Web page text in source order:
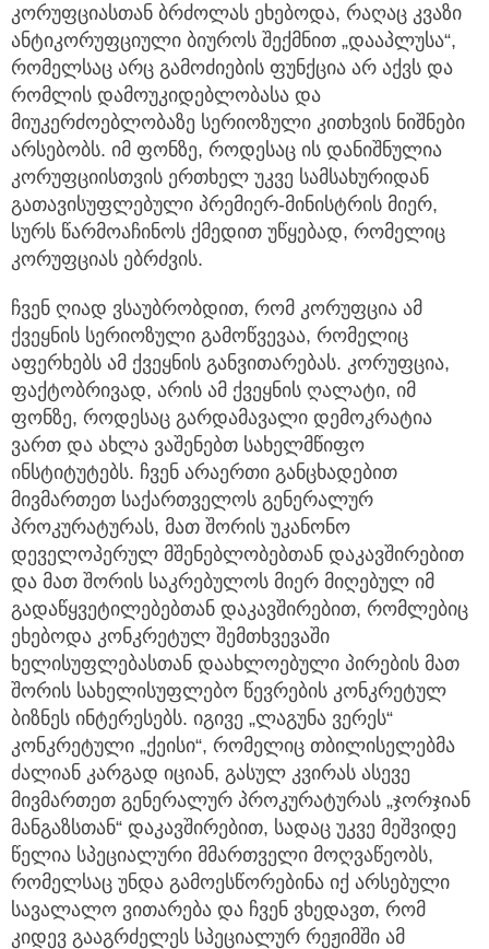
კორუფციასთან ბრძოლას ეხებოდა, რაღაც კვაზი
ანტიკორუფციული ბიუროს შექმნით „დააპლუსა“,
რომელსაც არც გამოძიების ფუნქცია არ აქვს და
რომლის დამოუკიდებლობასა და
მიუკერძოებლობაზე სერიოზული კითხვის ნიშნები
არსებობს. იმ ფონზე, როდესაც ის დანიშნულია
კორუფციისთვის ერთხელ უკვე სამსახურიდან
გათავისუფლებული პრემიერ-მინისტრის მიერ,
სურს წარმოაჩინოს ქმედით უწყებად, რომელიც
კორუფციას ებრძვის.
ჩვენ ღიად ვსაუბრობდით, რომ კორუფცია ამ
ქვეყნის სერიოზული გამოწვევაა, რომელიც
აფერხებს ამ ქვეყნის განვითარებას. კორუფცია,
ფაქტობრივად, არის ამ ქვეყნის ღალატი, იმ
ფონზე, როდესაც გარდამავალი დემოკრატია
ვართ და ახლა ვაშენებთ სახელმწიფო
ინსტიტუტებს. ჩვენ არაერთი განცხადებით
მივმართეთ საქართველოს გენერალურ
პროკურატურას, მათ შორის უკანონო
დეველოპერულ მშენებლობებთან დაკავშირებით
და მათ შორის საკრებულოს მიერ მიღებულ იმ
გადაწყვეტილებებთან დაკავშირებით, რომლებიც
ეხებოდა კონკრეტულ შემთხვევაში
ხელისუფლებასთან დაახლოებული პირების მათ
შორის სახელისუფლებო წევრების კონკრეტულ
ბიზნეს ინტერესებს. იგივე „ლაგუნა ვერეს“
კონკრეტული „ქეისი“, რომელიც თბილისელებმა
ძალიან კარგად იციან, გასულ კვირას ასევე
მივმართეთ გენერალურ პროკურატურას „ჯორჯიან
მანგაზსთან“ დაკავშირებით, სადაც უკვე მეშვიდე
წელია სპეციალური მმართველი მოღვაწეობს,
რომელსაც უნდა გამოესწორებინა იქ არსებული
სავალალო ვითარება და ჩვენ ვხედავთ, რომ
კიდევ გააგრძელეს სპეციალურ რეჟიმში ამ